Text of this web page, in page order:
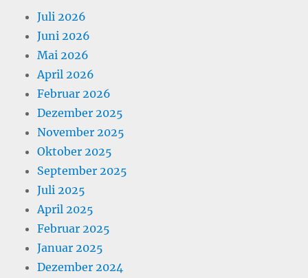
Juli 2026
Juni 2026
Mai 2026
April 2026
Februar 2026
Dezember 2025
November 2025
Oktober 2025
September 2025
Juli 2025
April 2025
Februar 2025
Januar 2025
Dezember 2024